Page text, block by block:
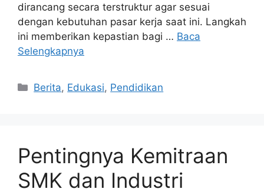
dirancang secara terstruktur agar sesuai
dengan kebutuhan pasar kerja saat ini. Langkah
ini memberikan kepastian bagi … Baca
Selengkapnya
Kategori
Berita, Edukasi, Pendidikan
Pentingnya Kemitraan
SMK dan Industri